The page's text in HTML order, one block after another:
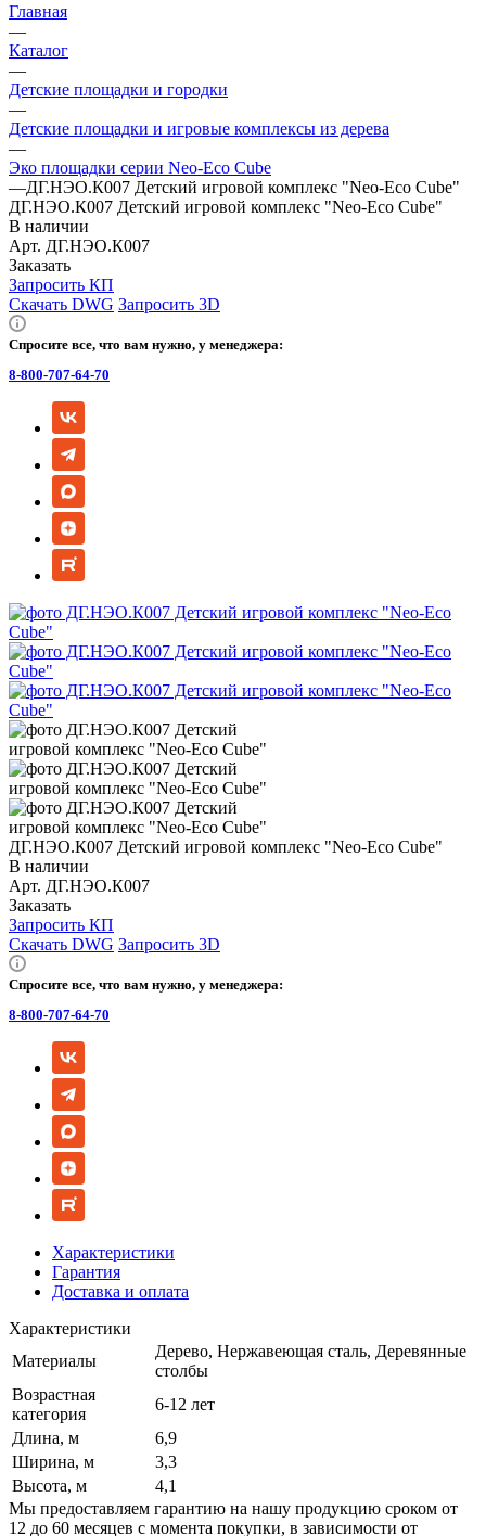
Главная
—
Каталог
—
Детские площадки и городки
—
Детские площадки и игровые комплексы из дерева
—
Эко площадки серии Neo-Eco Cube
—ДГ.НЭО.К007 Детский игровой комплекс "Neo-Eco Cube"
ДГ.НЭО.К007 Детский игровой комплекс "Neo-Eco Cube"
В наличии
Арт. ДГ.НЭО.К007
Заказать
Запросить КП
Скачать DWG Запросить 3D
Спросите все, что вам нужно, у менеджера:
8-800-707-64-70
ДГ.НЭО.К007 Детский игровой комплекс "Neo-Eco Cube"
В наличии
Арт. ДГ.НЭО.К007
Заказать
Запросить КП
Скачать DWG Запросить 3D
Спросите все, что вам нужно, у менеджера:
8-800-707-64-70
Характеристики
Гарантия
Доставка и оплата
Характеристики
Материалы
Дерево, Нержавеющая сталь, Деревянные
столбы
Возрастная
категория
6-12 лет
Длина, м
6,9
Ширина, м
3,3
Высота, м
4,1
Мы предоставляем гарантию на нашу продукцию сроком от
12 до 60 месяцев с момента покупки, в зависимости от